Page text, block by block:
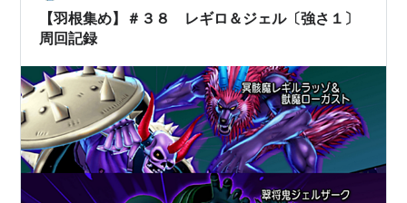
指輪〔呪い３０…
【羽根集め】＃３８ レギロ＆ジェル〔強さ１〕
周回記録